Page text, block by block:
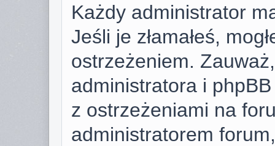
Każdy administrator
Jeśli je złamałeś,
ostrzeżeniem.
administratora i
z ostrzeżeniami na
administratorem